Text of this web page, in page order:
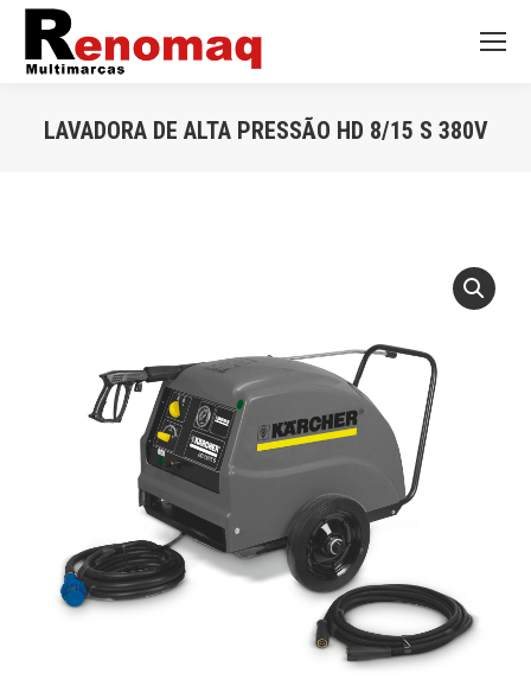
LAVADORA DE ALTA PRESSÃO HD 8/15 S 380V